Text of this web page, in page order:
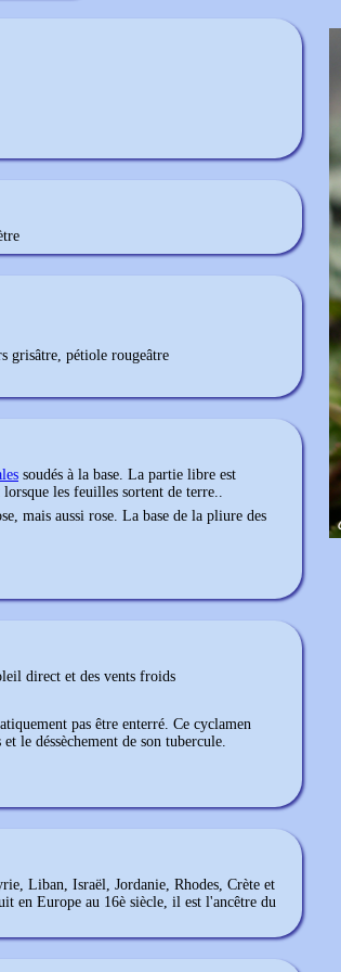
grisâtre, pétiole rougeâtre
soudés à la base. La partie libre est
les feuilles sortent de terre..
mais aussi rose. La base de la pliure des
direct et des vents froids
pas être enterré. Ce cyclamen
le déssèchement de son tubercule.
Liban, Israël, Jordanie, Rhodes, Crète et
en Europe au 16è siècle, il est l'ancêtre du